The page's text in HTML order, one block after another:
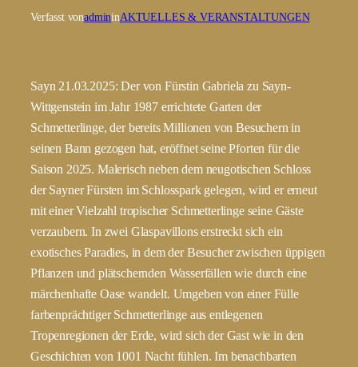
Verfasst vonadmininAKTUELLES & VERANSTALTUNGEN
Sayn 21.03.2025: Der von Fürstin Gabriela zu Sayn-
Wittgenstein im Jahr 1987 errichtete Garten der
Schmetterlinge, der bereits Millionen von Besuchern in
seinen Bann gezogen hat, eröffnet seine Pforten für die
Saison 2025. Malerisch neben dem neugotischen Schloss
der Sayner Fürsten im Schlosspark gelegen, wird er erneut
mit einer Vielzahl tropischer Schmetterlinge seine Gäste
verzaubern. In zwei Glaspavillons erstreckt sich ein
exotisches Paradies, in dem der Besucher zwischen üppigen
Pflanzen und plätschernden Wasserfällen wie durch eine
märchenhafte Oase wandelt. Umgeben von einer Fülle
farbenprächtiger Schmetterlinge aus entlegenen
Tropenregionen der Erde, wird sich der Gast wie in den
Geschichten von 1001 Nacht fühlen. Im benachbarten